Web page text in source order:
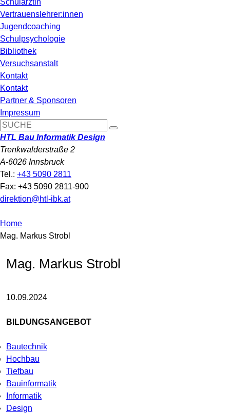
Schulärztin
Vertrauenslehrer:innen
Jugendcoaching
Schulpsychologie
Bibliothek
Versuchsanstalt
Kontakt
Kontakt
Partner & Sponsoren
Impressum
HTL Bau Informatik Design
Trenkwalderstraße 2
A-6026 Innsbruck
Tel.: +43 5090 2811
Fax: +43 5090 2811-900
direktion@htl-ibk.at
Home
Mag. Markus Strobl
Mag. Markus Strobl
10.09.2024
BILDUNGSANGEBOT
Bautechnik
Hochbau
Tiefbau
Bauinformatik
Informatik
Design